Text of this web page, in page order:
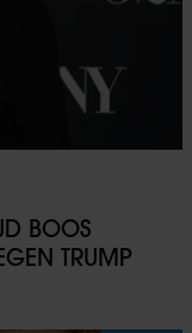
BOOS
TRUMP